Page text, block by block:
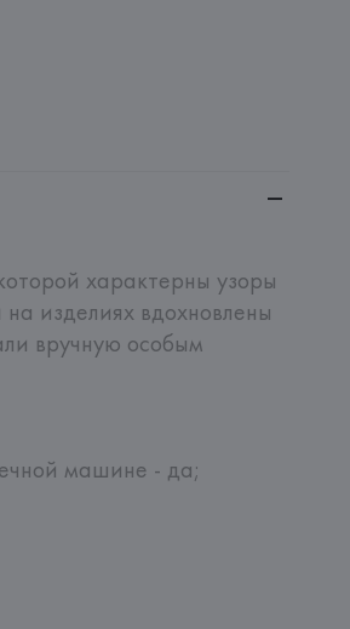
характерны узоры
изделиях вдохновлены
вручную особым
машине - да;